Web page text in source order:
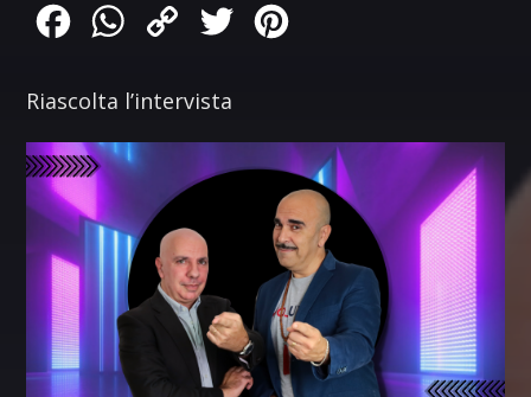
FacebookWhatsApp
Copy
Twitter
Riascolta l’intervista